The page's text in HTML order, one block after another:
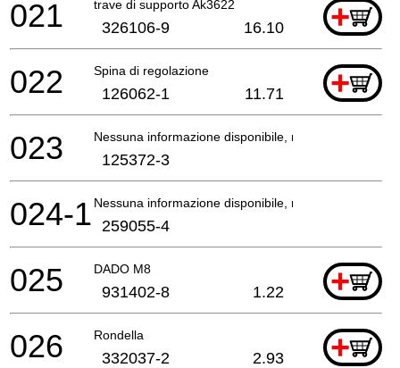
trave di supporto Ak3622 +
021 326106-9 16.10
Spina di regolazione +
022 126062-1 11.71
Nessuna informazione disponibile, non ordinabile
023 125372-3
Nessuna informazione disponibile, non ordinabile
024-1 259055-4
DADO M8 +
025 931402-8 1.22
Rondella +
026 332037-2 2.93